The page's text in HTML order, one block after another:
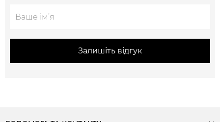
Залишіть відгук